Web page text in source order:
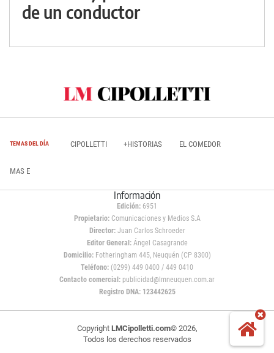
de un conductor
TEMAS DEL DÍA CIPOLLETTI +HISTORIAS EL COMEDOR
MAS E
Información
Edición: 6951
Propietario:Comunicaciones y Medios S.A
Director: Juan Carlos Schroeder
Editor General:Ángel Casagrande
Domicilio:Fotheringham 445, Neuquén (CP 8300)
Teléfono: (0299) 449 0400 / 449 0410
Contacto comercial: publicidad@lmneuquen.com.ar
Registro DNA: 123442625
Copyright LMCipolletti.com© 2026,
Todos los derechos reservados